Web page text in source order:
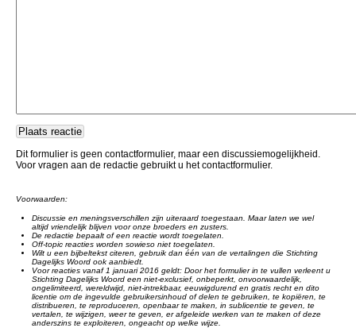
Dit formulier is geen contactformulier, maar een discussiemogelijkheid.
Voor vragen aan de redactie gebruikt u het contactformulier.
Voorwaarden:
Discussie en meningsverschillen zijn uiteraard toegestaan. Maar laten we wel
altijd vriendelijk blijven voor onze broeders en zusters.
De redactie bepaalt of een reactie wordt toegelaten.
Off-topic reacties worden sowieso niet toegelaten.
Wilt u een bijbeltekst citeren, gebruik dan één van de vertalingen die Stichting
Dagelijks Woord ook aanbiedt.
Voor reacties vanaf 1 januari 2016 geldt: Door het formulier in te vullen verleent u
Stichting Dagelijks Woord een niet-exclusief, onbeperkt, onvoorwaardelijk,
ongelimiteerd, wereldwijd, niet-intrekbaar, eeuwigdurend en gratis recht en dito
licentie om de ingevulde gebruikersinhoud of delen te gebruiken, te kopiëren, te
distribueren, te reproduceren, openbaar te maken, in sublicentie te geven, te
vertalen, te wijzigen, weer te geven, er afgeleide werken van te maken of deze
anderszins te exploiteren, ongeacht op welke wijze.